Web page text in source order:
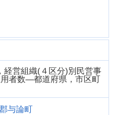
経営組織(４区分)別民営事
者数―都道府県，市区町
与論町